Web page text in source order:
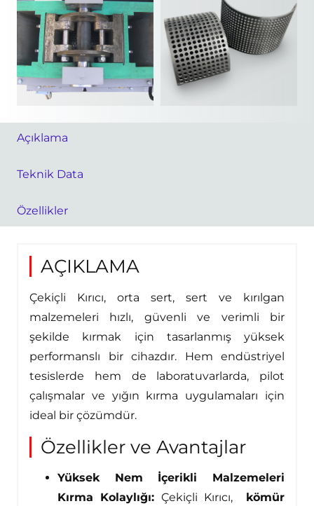
Açıklama
Teknik Data
Özellikler
AÇIKLAMA
Çekiçli Kırıcı, orta sert, sert ve kırılgan
malzemeleri hızlı, güvenli ve verimli bir
şekilde kırmak için tasarlanmış yüksek
performanslı bir cihazdır. Hem endüstriyel
tesislerde hem de laboratuvarlarda, pilot
çalışmalar ve yığın kırma uygulamaları için
ideal bir çözümdür.
Özellikler ve Avantajlar
Yüksek Nem İçerikli Malzemeleri
Kırma Kolaylığı: Çekiçli Kırıcı, kömür